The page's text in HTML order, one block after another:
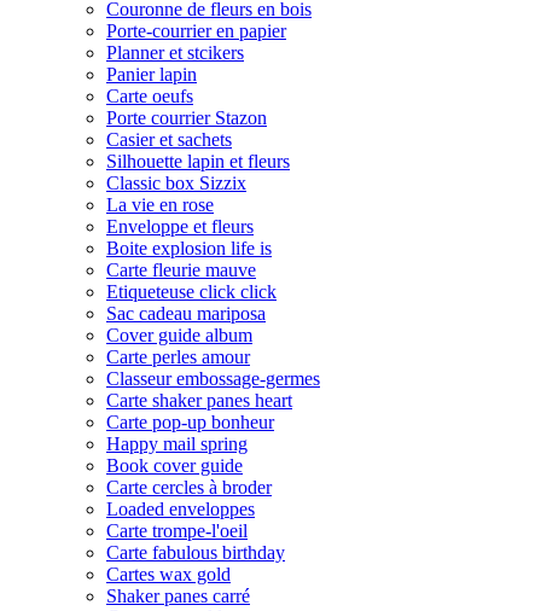
Couronne de fleurs en bois
Porte-courrier en papier
Planner et stcikers
Panier lapin
Carte oeufs
Porte courrier Stazon
Casier et sachets
Silhouette lapin et fleurs
Classic box Sizzix
La vie en rose
Enveloppe et fleurs
Boite explosion life is
Carte fleurie mauve
Etiqueteuse click click
Sac cadeau mariposa
Cover guide album
Carte perles amour
Classeur embossage-germes
Carte shaker panes heart
Carte pop-up bonheur
Happy mail spring
Book cover guide
Carte cercles à broder
Loaded enveloppes
Carte trompe-l'oeil
Carte fabulous birthday
Cartes wax gold
Shaker panes carré